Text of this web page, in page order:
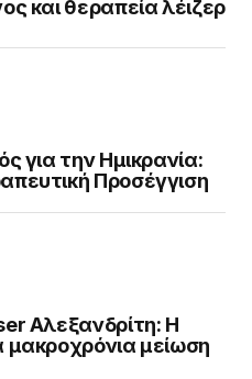
και θεραπεία λέιζερ
για την Ημικρανία:
Προσέγγιση
Αλεξανδρίτη: Η
μακροχρόνια μείωση